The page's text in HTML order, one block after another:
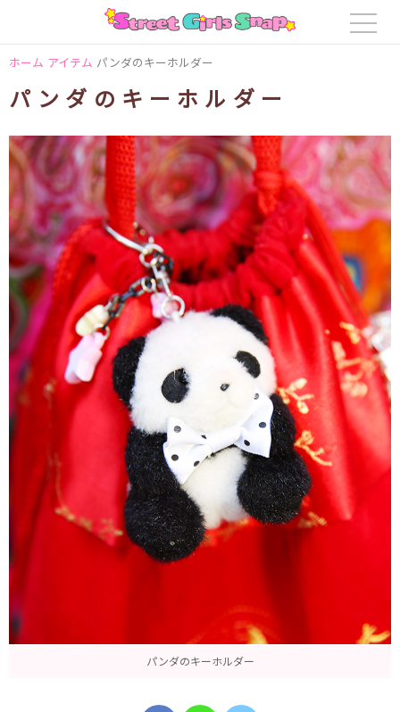
ホーム アイテム パンダのキーホルダー
パンダのキーホルダー
パンダのキーホルダー